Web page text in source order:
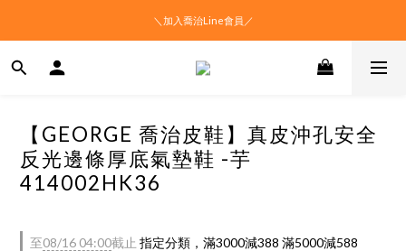
＼加入喬治Line會員／
【GEORGE 喬治皮鞋】真皮沖孔安全
反光邊條厚底氣墊鞋 -芋
414002HK36
至08/16 04:00截止 指定分類，滿3000減388 滿5000減588